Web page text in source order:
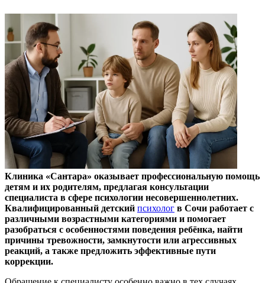
Клиника «Сантара» оказывает профессиональную помощь
детям и их родителям, предлагая консультации
специалиста в сфере психологии несовершеннолетних.
Квалифицированный детский психолог в Сочи работает с
различными возрастными категориями и помогает
разобраться с особенностями поведения ребёнка, найти
причины тревожности, замкнутости или агрессивных
реакций, а также предложить эффективные пути
коррекции.